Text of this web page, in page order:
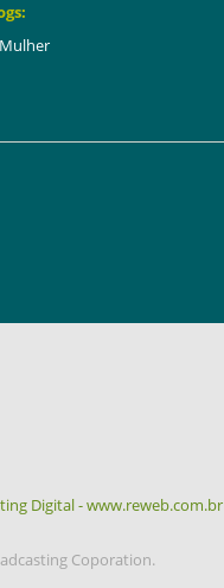
Mulher
Digital - www.reweb.com.br
Coporation.